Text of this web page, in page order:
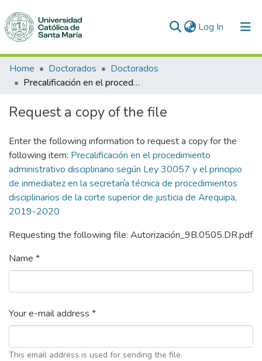
Log In (current)
Communities & Collections
All of DSpace
Statistics
Home Doctorados
Doctorados
Precalificación en el procedimiento administrativo disciplinario según Ley 30057 y el principio de inmediatez en la secretaría técnica de procedimientos disciplinarios de la corte superior de justicia de Arequipa, 2019-2020
Request a copy of the file
Enter the following information to request a copy for the
following item: Precalificación en el procedimiento
administrativo disciplinario según Ley 30057 y el principio
de inmediatez en la secretaría técnica de procedimientos
disciplinarios de la corte superior de justicia de Arequipa,
2019-2020
Requesting the following file: Autorización_9B.0505.DR.pdf
Name *
Your e-mail address *
This email address is used for sending the file.